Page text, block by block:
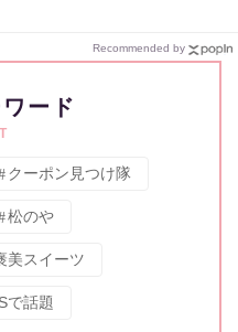
Recommended by
ード
クーポン見つけ隊
松のや
美スイーツ
で話題